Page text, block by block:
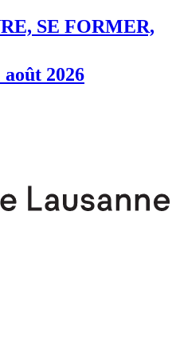
SE FORMER,
août 2026